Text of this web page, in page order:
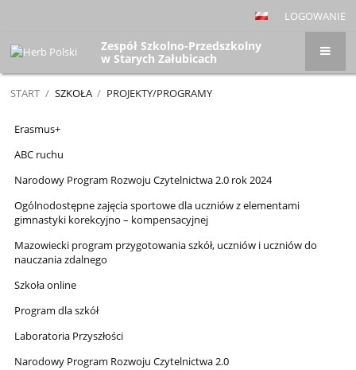
LOGOWANIE
Zespół Szkolno-Przedszkolny
w Starych Załubicach
START / SZKOŁA / PROJEKTY/PROGRAMY
Projekty/programy
Erasmus+
ABC ruchu
Narodowy Program Rozwoju Czytelnictwa 2.0 rok 2024
Ogólnodostępne zajęcia sportowe dla uczniów z elementami
gimnastyki korekcyjno – kompensacyjnej
Mazowiecki program przygotowania szkół, uczniów i uczniów do
nauczania zdalnego
Szkoła online
Program dla szkół
Laboratoria Przyszłości
Narodowy Program Rozwoju Czytelnictwa 2.0